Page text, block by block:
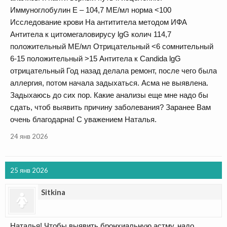
Иммуноглобулин Е – 104,7 МЕ/мл норма <100
Исследование крови На антититела методом ИФА
Антитела к цитомегаловирусу lgG колич 114,7
положительный МЕ/мл Отрицательный <6 cомнительный
6-15 положительный >15 Антитела к Cаndida lgG
отрицательный Год назад делала ремонт, после чего была
аллергия, потом начала задыхаться. Асма не выявлена.
Задыхаюсь до сих пор. Какие анализы еще мне надо бы
сдать, чтоб выявить причину заболевания? Заранее Вам
очень благодарна! С уважением Наталья.
24 янв 2026
25 янв 2026
Sitkina